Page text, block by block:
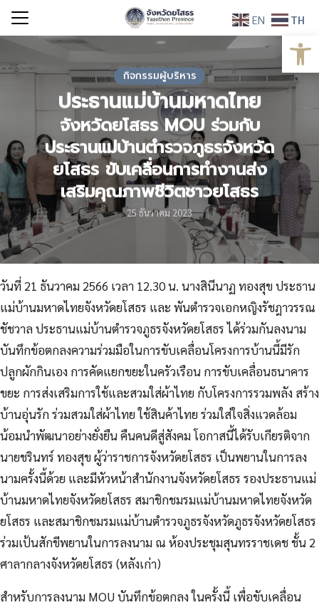
Skip
Search
กิจกรรมผู้บริหาร
ประธานแม่บ้านมหาดไทย
จังหวัดยโสธร MOU ร่วมกับ
ประธานแม่บ้านตำรวจภูธรจังหวัด
ยโสธร ขับเคลื่อนการทำงานส่ง
เสริมคุณภาพชีวิตชาวยโสธร
25 ธันวาคม 2023
วันที่ 21 ธันวาคม 2566 เวลา 12.30 น. นางสินีนาฏ ทองสุข ประธาน
แม่บ้านมหาดไทยจังหวัดยโสธร และ พันตำรวจเอกหญิงรัชฎาวรรณ
ชัชวาล ประธานแม่บ้านตำรวจภูธรจังหวัดยโสธร ได้ร่วมกันลงนาม
บันทึกข้อตกลงความร่วมมือในการขับเคลื่อนโครงการบ้านนี้มีรัก
ปลูกผักกินเอง การคัดแยกขยะในครัวเรือน การขับเคลื่อนธนาคาร
ขยะ การส่งเสริมการใช้และสวมใส่ผ้าไทย กับโครงการรวมพลัง สร้าง
บ้านอุ่นรัก ร่วมสวมใส่ผ้าไทย ใช้สินค้าไทย ร่วมใส่ใจสิ่งแวดล้อม
น้อมนำพัฒนาอย่างยั่งยืน คืนคนดีสู่สังคม โอกาสนี้ได้รับเกียรติจาก
นายชรินทร์ ทองสุข ผู้ว่าราชการจังหวัดยโสธร เป็นพยานในการลง
นามครั้งนี้ด้วย และมีหัวหน้าสำนักงานจังหวัดยโสธร รองประธานแม่
บ้านมหาดไทยจังหวัดยโสธร สมาชิกชมรมแม่บ้านมหาดไทยจังหวัด
ยโสธร และสมาชิกชมรมแม่บ้านตำรวจภูธรจังหวัดภูธรจังหวัดยโสธร
ร่วมเป้นสักขีพยานในการลงนาม ณ ห้องประชุมสุนทรราชเดช ชั้น 2
ศาลากลางจังหวัดยโสธร (หลังเก่า)
สำหรับการลงนาม MOU บันทึกข้อตกลง ในครั้งนี้ เพื่อขับเคลื่อน
EN TH